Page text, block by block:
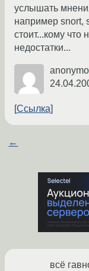
услышать
например snort,
стоит...кому что
недостатки...
Ссылка
←
всё